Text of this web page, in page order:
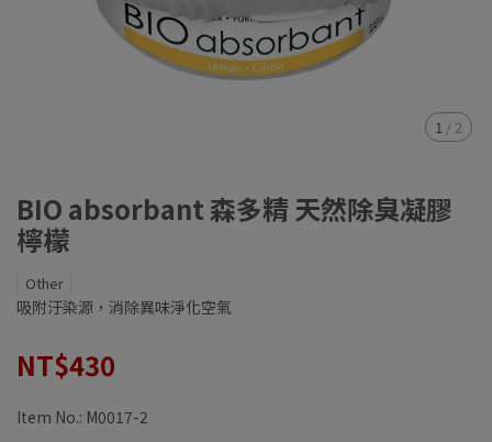
1 / 2
BIO absorbant 森多精 天然除臭凝膠
檸檬
Other
吸附汙染源，消除異味淨化空氣
NT$430
Item No.: M0017-2